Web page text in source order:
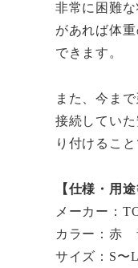
非常に困難
があれば体
できます。
また、今ま
接続してい
り付けるこ
【仕様・用途
メーカー：
カラー：赤
サイズ：S〜